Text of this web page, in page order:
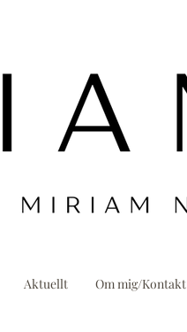
Aktuellt Om mig/Kontakt